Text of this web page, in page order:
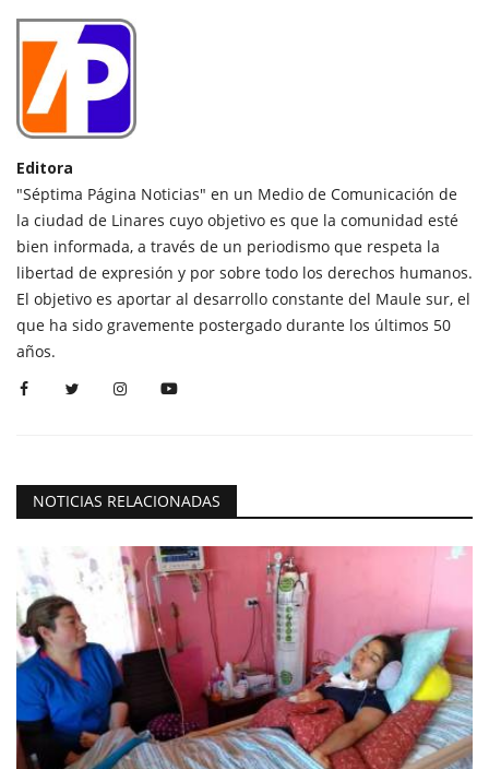
Editora
"Séptima Página Noticias" en un Medio de Comunicación de
la ciudad de Linares cuyo objetivo es que la comunidad esté
bien informada, a través de un periodismo que respeta la
libertad de expresión y por sobre todo los derechos humanos.
El objetivo es aportar al desarrollo constante del Maule sur, el
que ha sido gravemente postergado durante los últimos 50
años.
NOTICIAS RELACIONADAS